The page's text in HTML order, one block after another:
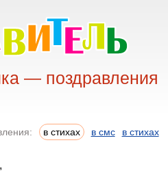
— поздравления
в стихах в смс в стихах